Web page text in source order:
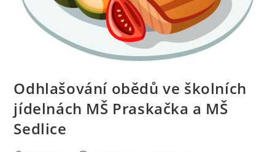
Odhlašování obědů ve školních
jídelnách MŠ Praskačka a MŠ
Sedlice